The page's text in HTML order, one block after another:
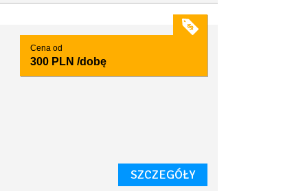
Cena od
300 PLN /dobę
SZCZEGÓŁY